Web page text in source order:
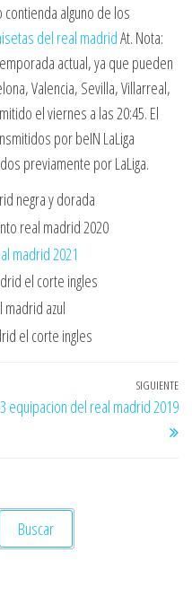
alguno de los
del real madridAt. Nota:
actual, ya que pueden
Valencia, Sevilla, Villarreal,
el viernes a las 20:45. El
por beIN LaLiga
previamente por LaLiga.
SIGUIENTE
3 equipacion del real madrid 2019